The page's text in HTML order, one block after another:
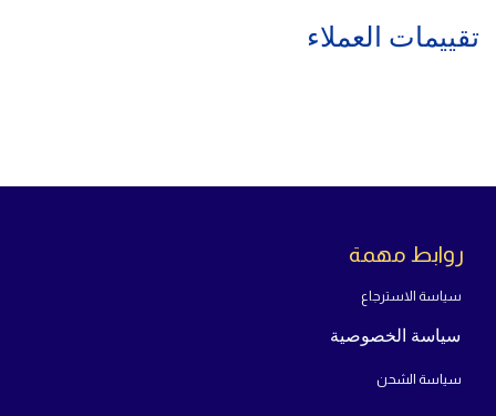
تقييمات العملاء
روابط مهمة
سياسة الاسترجاع
سياسة الخصوصية
سياسة الشحن